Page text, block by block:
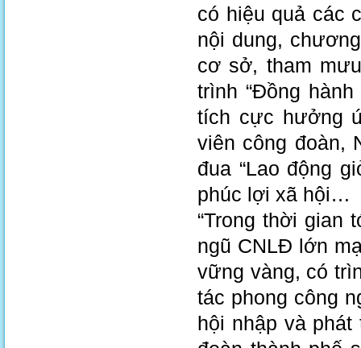
có hiệu quả các
nội dung,
cơ sở, tham
trình “Đồng
tích cực hưởng
viên công đoàn,
đua “Lao động
phúc lợi xã hội…
“Trong thời gian
ngũ CNLĐ lớn
vững vàng, có
tác phong công
hội nhập và